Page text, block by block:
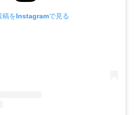
稿をInstagramで見る